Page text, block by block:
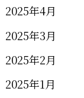
2025年4月
2025年3月
2025年2月
2025年1月